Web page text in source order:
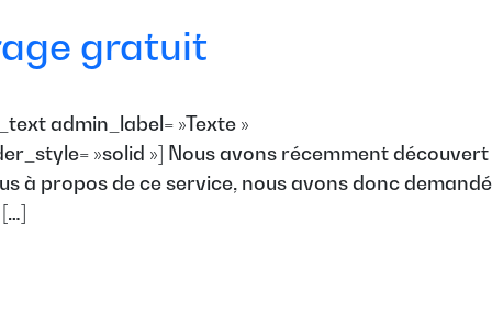
gratuit
admin_label= »Texte »
»solid »] Nous avons récemment découvert
à propos de ce service, nous avons donc demandé